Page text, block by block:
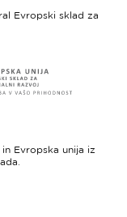
Evropski sklad za
do
spletne
-
Evropska unija iz